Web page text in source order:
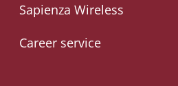
Sapienza Wireless
Career service